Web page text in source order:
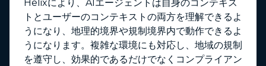
Helixにより、AIエージェントは自身のコンテキス
トとユーザーのコンテキストの両方を理解できるよ
うになり、地理的境界や規制境界内で動作できるよ
うになります。複雑な環境にも対応し、地域の規制
を遵守し、効果的であるだけでなくコンプライアン